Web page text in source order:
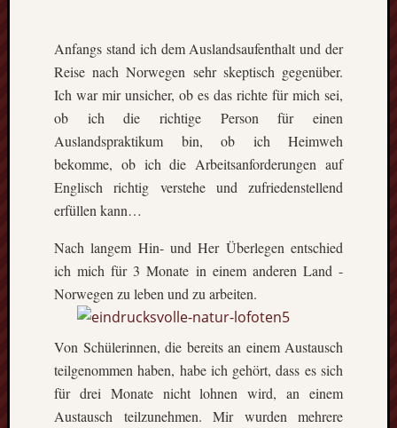
Anfangs stand ich dem Auslandsaufenthalt und der
Reise nach Norwegen sehr skeptisch gegenüber.
Ich war mir unsicher, ob es das richte für mich sei,
ob ich die richtige Person für einen
Auslandspraktikum bin, ob ich Heimweh
bekomme, ob ich die Arbeitsanforderungen auf
Englisch richtig verstehe und zufriedenstellend
erfüllen kann…
Nach langem Hin- und Her Überlegen entschied
ich mich für 3 Monate in einem anderen Land -
Norwegen zu leben und zu arbeiten.
Von Schülerinnen, die bereits an einem Austausch
teilgenommen haben, habe ich gehört, dass es sich
für drei Monate nicht lohnen wird, an einem
Austausch teilzunehmen. Mir wurden mehrere